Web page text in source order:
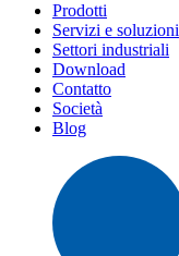
Prodotti
Servizi e soluzioni
Settori industriali
Download
Contatto
Società
Blog